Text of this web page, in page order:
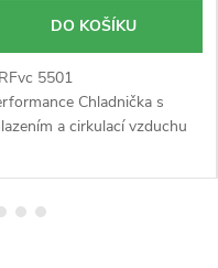
DO KOŠÍKU
5501
Chladnička s
a cirkulací vzduchu
Chladnička s chlazením